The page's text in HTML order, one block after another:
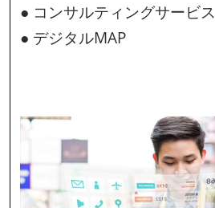
● コンサルティングサービス
● デジタルMAP